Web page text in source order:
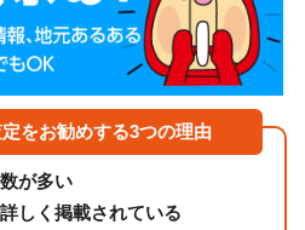
をお勧めする3つの理由
が多い
しく掲載されている